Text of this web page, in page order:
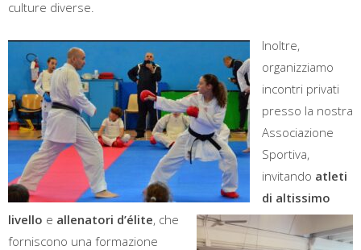
culture diverse.
Inoltre,
organizziamo
incontri privati
presso la nostra
Associazione
Sportiva,
invitando atleti
di altissimo
livello e allenatori d’élite, che
forniscono una formazione